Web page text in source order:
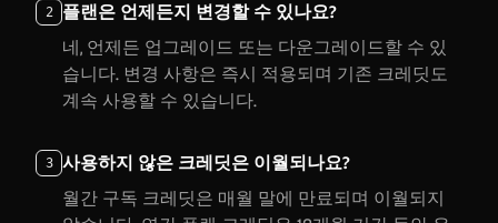
2
플랜은 언제든지 변경할 수 있나요?
네, 언제든 업그레이드 또는 다운그레이드할 수 있
습니다. 변경 사항은 즉시 적용되며 기존 크레딧도
계속 사용할 수 있습니다.
3
사용하지 않은 크레딧은 이월되나요?
월간 구독 크레딧은 매월 말에 만료되며 이월되지